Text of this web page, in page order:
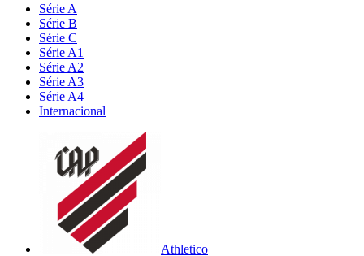
Série A
Série B
Série C
Série A1
Série A2
Série A3
Série A4
Internacional
Athletico